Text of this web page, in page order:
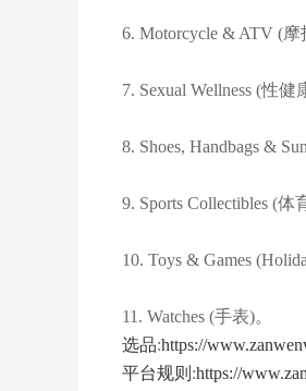
6. Motorcycle & ATV (
7. Sexual Wellness (性健
8. Shoes, Handbags &
9. Sports Collectibles (体
10. Toys & Games
11. Watches (手表)。
选品:https://
平台规则 :https://